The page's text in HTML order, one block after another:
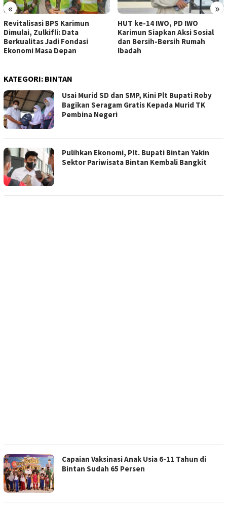
« »
Revitalisasi BPS Karimun
Dimulai, Zulkifli: Data
Berkualitas Jadi Fondasi
Ekonomi Masa Depan
HUT ke-14 IWO, PD IWO
Karimun Siapkan Aksi Sosial
dan Bersih-Bersih Rumah
Ibadah
KATEGORI: BINTAN
Usai Murid SD dan SMP, Kini Plt Bupati Roby
Bagikan Seragam Gratis Kepada Murid TK
Pembina Negeri
Pulihkan Ekonomi, Plt. Bupati Bintan Yakin
Sektor Pariwisata Bintan Kembali Bangkit
Capaian Vaksinasi Anak Usia 6-11 Tahun di
Bintan Sudah 65 Persen